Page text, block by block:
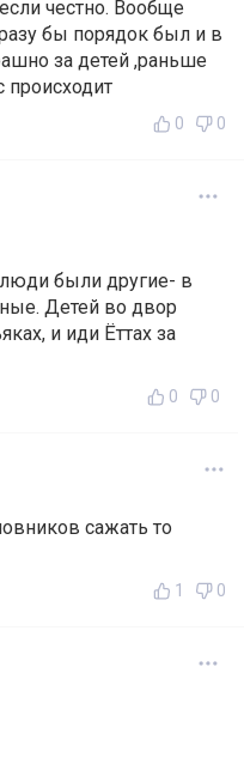
честно. Вообще
бы порядок был и в
за детей ,раньше
происходит
0 0
были другие- в
Детей во двор
и иди Ёттах за
0 0
сажать то
1 0